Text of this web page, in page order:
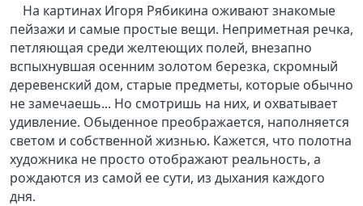
На картинах Игоря Рябикина оживают знакомые
пейзажи и самые простые вещи. Неприметная речка,
петляющая среди желтеющих полей, внезапно
вспыхнувшая осенним золотом березка, скромный
деревенский дом, старые предметы, которые обычно
не замечаешь... Но смотришь на них, и охватывает
удивление. Обыденное преображается, наполняется
светом и собственной жизнью. Кажется, что полотна
художника не просто отображают реальность, а
рождаются из самой ее сути, из дыхания каждого
дня.